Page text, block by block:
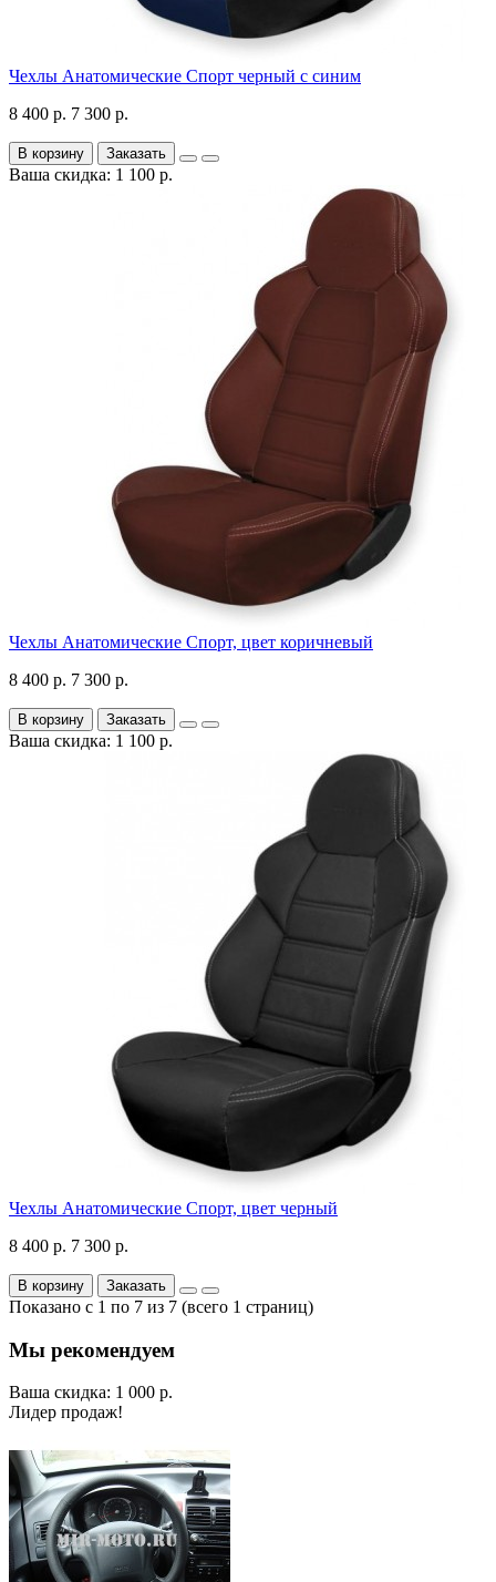
Чехлы Анатомические Спорт черный с синим
8 400 р. 7 300 р.
В корзину Заказать
Ваша скидка: 1 100 р.
Чехлы Анатомические Спорт, цвет коричневый
8 400 р. 7 300 р.
В корзину Заказать
Ваша скидка: 1 100 р.
Чехлы Анатомические Спорт, цвет черный
8 400 р. 7 300 р.
В корзину Заказать
Показано с 1 по 7 из 7 (всего 1 страниц)
Мы рекомендуем
Ваша скидка: 1 000 р.
Лидер продаж!